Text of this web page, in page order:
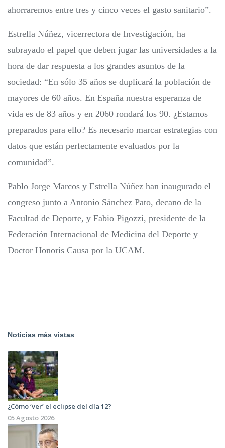
ahorraremos entre tres y cinco veces el gasto sanitario”.
Estrella Núñez, vicerrectora de Investigación, ha
subrayado el papel que deben jugar las universidades a la
hora de dar respuesta a los grandes asuntos de la
sociedad: “En sólo 35 años se duplicará la población de
mayores de 60 años. En España nuestra esperanza de
vida es de 83 años y en 2060 rondará los 90. ¿Estamos
preparados para ello? Es necesario marcar estrategias con
datos que están perfectamente evaluados por la
comunidad”.
Pablo Jorge Marcos y Estrella Núñez han inaugurado el
congreso junto a Antonio Sánchez Pato, decano de la
Facultad de Deporte, y Fabio Pigozzi, presidente de la
Federación Internacional de Medicina del Deporte y
Doctor Honoris Causa por la UCAM.
Noticias más vistas
¿Cómo ‘ver’ el eclipse del día 12?
05 Agosto 2026